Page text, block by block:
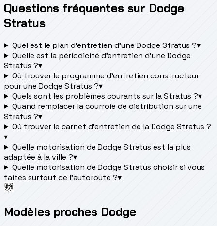
Questions fréquentes sur Dodge
Stratus
Quel est le plan d’entretien d’une Dodge Stratus ?▾
Quelle est la périodicité d’entretien d’une Dodge
Stratus ?▾
Où trouver le programme d’entretien constructeur
pour une Dodge Stratus ?▾
Quels sont les problèmes courants sur la Stratus ?▾
Quand remplacer la courroie de distribution sur une
Stratus ?▾
Où trouver le carnet d'entretien de la Dodge Stratus ?
▾
Quelle motorisation de Dodge Stratus est la plus
adaptée à la ville ?▾
Quelle motorisation de Dodge Stratus choisir si vous
faites surtout de l'autoroute ?▾
Modèles proches Dodge